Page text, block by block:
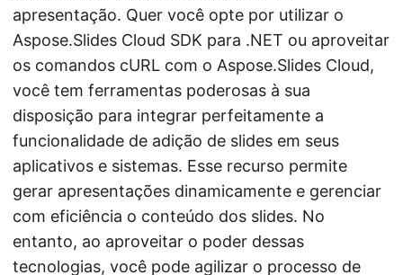
apresentação. Quer você opte por utilizar o
Aspose.Slides Cloud SDK para .NET ou aproveitar
os comandos cURL com o Aspose.Slides Cloud,
você tem ferramentas poderosas à sua
disposição para integrar perfeitamente a
funcionalidade de adição de slides em seus
aplicativos e sistemas. Esse recurso permite
gerar apresentações dinamicamente e gerenciar
com eficiência o conteúdo dos slides. No
entanto, ao aproveitar o poder dessas
tecnologias, você pode agilizar o processo de